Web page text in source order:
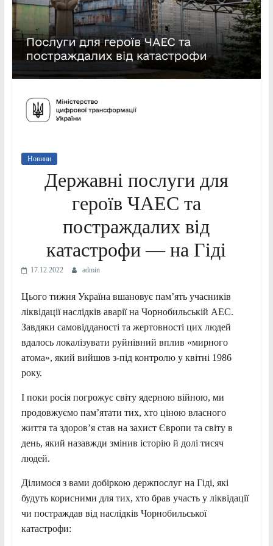
Новини
Державні послуги для
героїв ЧАЕС та
постраждалих від
катастрофи — на Гіді
17.12.2022 admin
Цього тижня Україна вшановує пам’ять учасників
ліквідації наслідків аварії на Чорнобильській АЕС.
Завдяки самовідданості та жертовності цих людей
вдалось локалізувати руйнівний вплив «мирного
атома», який вийшов з-під контролю у квітні 1986
року.
І поки росія погрожує світу ядерною війною, ми
продовжуємо пам’ятати тих, хто ціною власного
життя та здоров’я став на захист Європи та світу в
день, який назавжди змінив історію й долі тисяч
людей.
Ділимося з вами добіркою держпослуг на Гіді, які
будуть корисними для тих, хто брав участь у ліквідації
чи постраждав від наслідків Чорнобильської
катастрофи: